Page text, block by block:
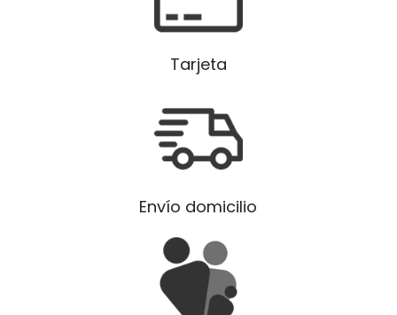
Tarjeta
Envío domicilio